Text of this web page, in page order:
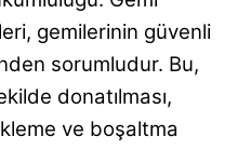
gemilerinin güvenli
sorumludur. Bu,
donatılması,
ve boşaltma